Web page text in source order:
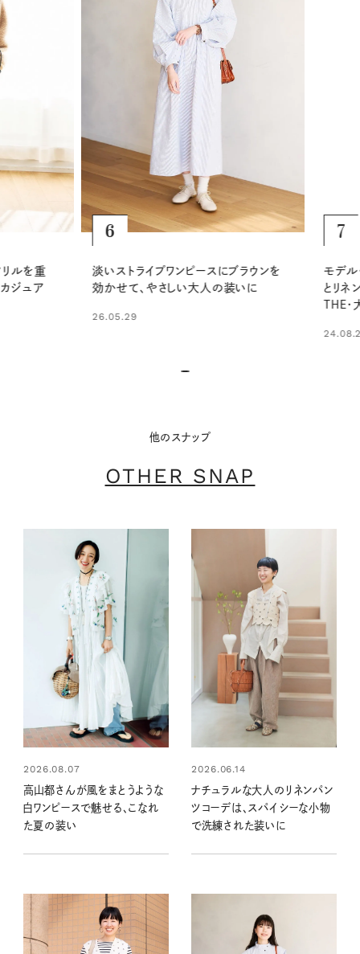
を重
ュア
6
淡いストライプワンピースにブラウンを
効かせて、やさしい大人の装いに
26.05.29
モデル・
とリネン
THE・
24.08.24
他のスナップ
OTHER SNAP
2026.08.07
高山都さんが風をまとうような
白ワンピースで魅せる、こなれ
た夏の装い
2026.06.14
ナチュラルな大人のリネンパン
ツコーデは、スパイシーな小物
で洗練された装いに